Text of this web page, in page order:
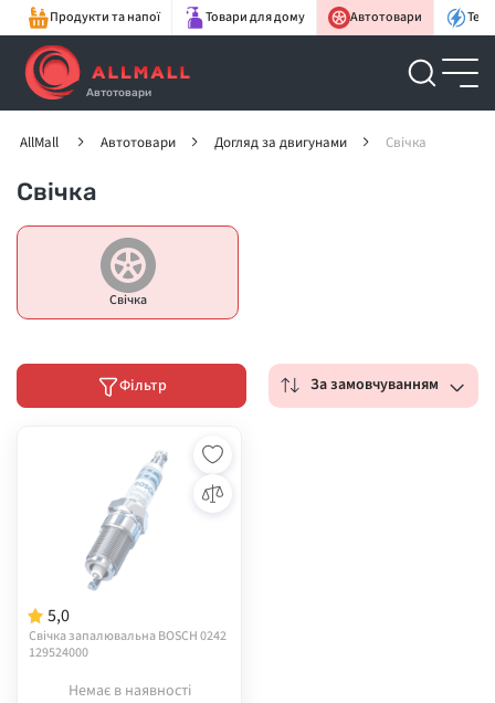
Продукти та напої Товари для дому Автотовари
Автотовари
AllMall Автотовари Догляд за двигунами Свічка
Свічка
Свічка
Фільтр За замовчуванням
5,0
Свічка запалювальна BOSCH 0242
129524000
Немає в наявності